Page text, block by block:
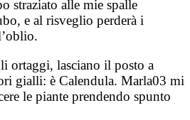
straziato alle mie spalle
e al risveglio perderà i
ortaggi, lasciano il posto a
gialli: è Calendula. Marla03 mi
le piante prendendo spunto